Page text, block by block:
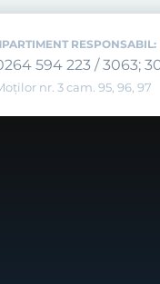
RESPONSABIL:
594 223 / 3063;
nr. 3 cam. 95, 96, 97